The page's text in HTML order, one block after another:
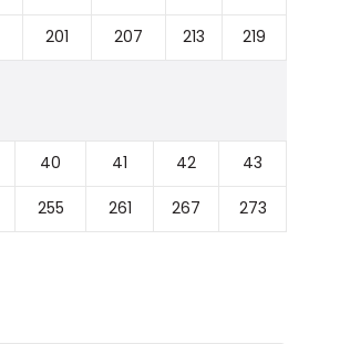
201 207 213 219
40 41 42 43
255 261 267 273